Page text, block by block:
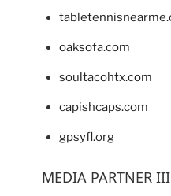
oaksofa.com
soultacohtx.com
capishcaps.com
gpsyfl.org
MEDIA PARTNER III